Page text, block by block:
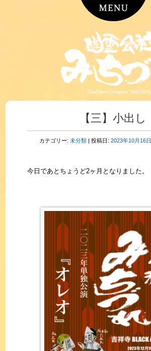
【三】小出し
カテゴリー: 未分類| 投稿日: 2023年10月16日
今日であとちょうど2ヶ月となりました。